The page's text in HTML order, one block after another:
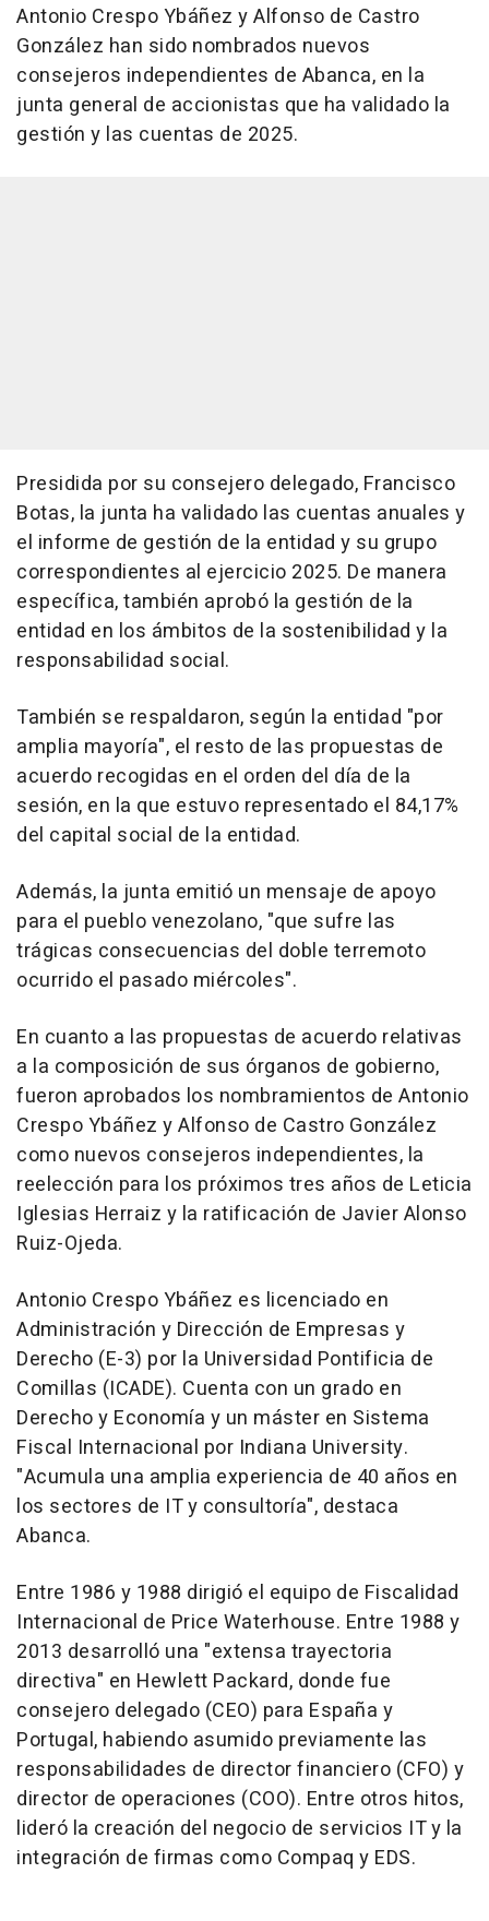
Antonio Crespo Ybáñez y Alfonso de Castro
González han sido nombrados nuevos
consejeros independientes de Abanca, en la
junta general de accionistas que ha validado la
gestión y las cuentas de 2025.
Presidida por su consejero delegado, Francisco
Botas, la junta ha validado las cuentas anuales y
el informe de gestión de la entidad y su grupo
correspondientes al ejercicio 2025. De manera
específica, también aprobó la gestión de la
entidad en los ámbitos de la sostenibilidad y la
responsabilidad social.
También se respaldaron, según la entidad "por
amplia mayoría", el resto de las propuestas de
acuerdo recogidas en el orden del día de la
sesión, en la que estuvo representado el 84,17%
del capital social de la entidad.
Además, la junta emitió un mensaje de apoyo
para el pueblo venezolano, "que sufre las
trágicas consecuencias del doble terremoto
ocurrido el pasado miércoles".
En cuanto a las propuestas de acuerdo relativas
a la composición de sus órganos de gobierno,
fueron aprobados los nombramientos de Antonio
Crespo Ybáñez y Alfonso de Castro González
como nuevos consejeros independientes, la
reelección para los próximos tres años de Leticia
Iglesias Herraiz y la ratificación de Javier Alonso
Ruiz-Ojeda.
Antonio Crespo Ybáñez es licenciado en
Administración y Dirección de Empresas y
Derecho (E-3) por la Universidad Pontificia de
Comillas (ICADE). Cuenta con un grado en
Derecho y Economía y un máster en Sistema
Fiscal Internacional por Indiana University.
"Acumula una amplia experiencia de 40 años en
los sectores de IT y consultoría", destaca
Abanca.
Entre 1986 y 1988 dirigió el equipo de Fiscalidad
Internacional de Price Waterhouse. Entre 1988 y
2013 desarrolló una "extensa trayectoria
directiva" en Hewlett Packard, donde fue
consejero delegado (CEO) para España y
Portugal, habiendo asumido previamente las
responsabilidades de director financiero (CFO) y
director de operaciones (COO). Entre otros hitos,
lideró la creación del negocio de servicios IT y la
integración de firmas como Compaq y EDS.